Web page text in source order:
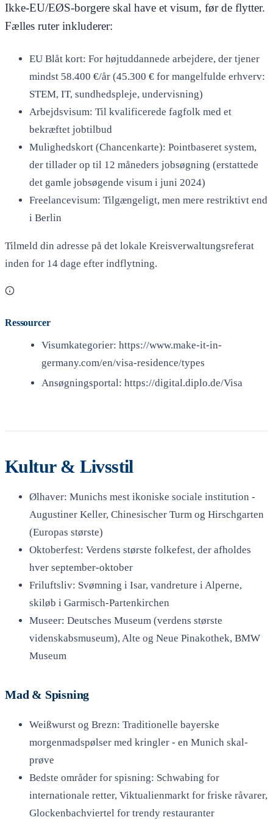
Ikke-EU/EØS-borgere skal have et visum, før de flytter.
Fælles ruter inkluderer:
EU Blåt kort: For højtuddannede arbejdere, der tjener
mindst 58.400 €/år (45.300 € for mangelfulde erhverv:
STEM, IT, sundhedspleje, undervisning)
Arbejdsvisum: Til kvalificerede fagfolk med et
bekræftet jobtilbud
Mulighedskort (Chancenkarte): Pointbaseret system,
der tillader op til 12 måneders jobsøgning (erstattede
det gamle jobsøgende visum i juni 2024)
Freelancevisum: Tilgængeligt, men mere restriktivt end
i Berlin
Tilmeld din adresse på det lokale Kreisverwaltungsreferat
inden for 14 dage efter indflytning.
Ressourcer
Visumkategorier: https://www.make-it-in-
germany.com/en/visa-residence/types
Ansøgningsportal: https://digital.diplo.de/Visa
Kultur & Livsstil
Ølhaver: Munichs mest ikoniske sociale institution -
Augustiner Keller, Chinesischer Turm og Hirschgarten
(Europas største)
Oktoberfest: Verdens største folkefest, der afholdes
hver september-oktober
Friluftsliv: Svømning i Isar, vandreture i Alperne,
skiløb i Garmisch-Partenkirchen
Museer: Deutsches Museum (verdens største
videnskabsmuseum), Alte og Neue Pinakothek, BMW
Museum
Mad & Spisning
Weißwurst og Brezn: Traditionelle bayerske
morgenmadspølser med kringler - en Munich skal-
prøve
Bedste områder for spisning: Schwabing for
internationale retter, Viktualienmarkt for friske råvarer,
Glockenbachviertel for trendy restauranter